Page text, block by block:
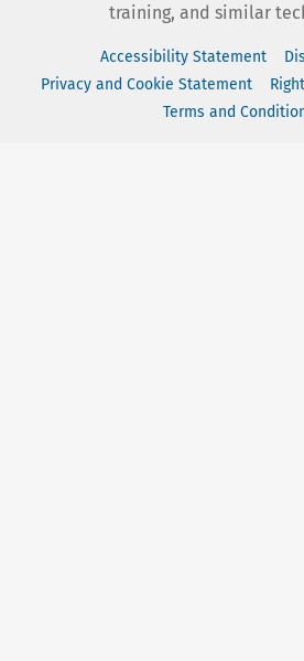
training, and similar
Accessibility Statement
Privacy and Cookie Statement
Terms and